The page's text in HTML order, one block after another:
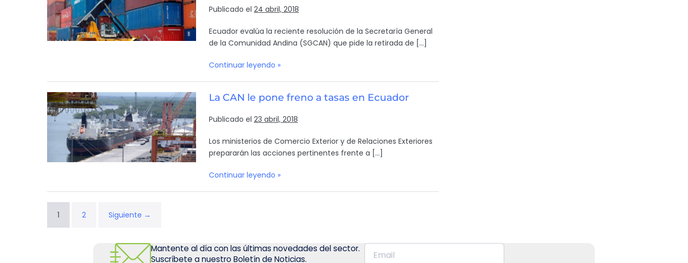
Publicado el 24 abril, 2018
Ecuador evalúa la reciente resolución de la Secretaría General
de la Comunidad Andina (SGCAN) que pide la retirada de […]
Continuar leyendo »
La CAN le pone freno a tasas en Ecuador
Publicado el 23 abril, 2018
Los ministerios de Comercio Exterior y de Relaciones Exteriores
prepararán las acciones pertinentes frente a […]
Continuar leyendo »
1 2 Siguiente →
Mantente al día con las últimas novedades del sector.
Suscríbete a nuestro Boletín de Noticias.